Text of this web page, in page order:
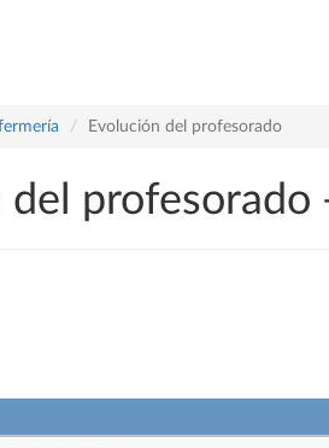
Evolución del profesorado
del